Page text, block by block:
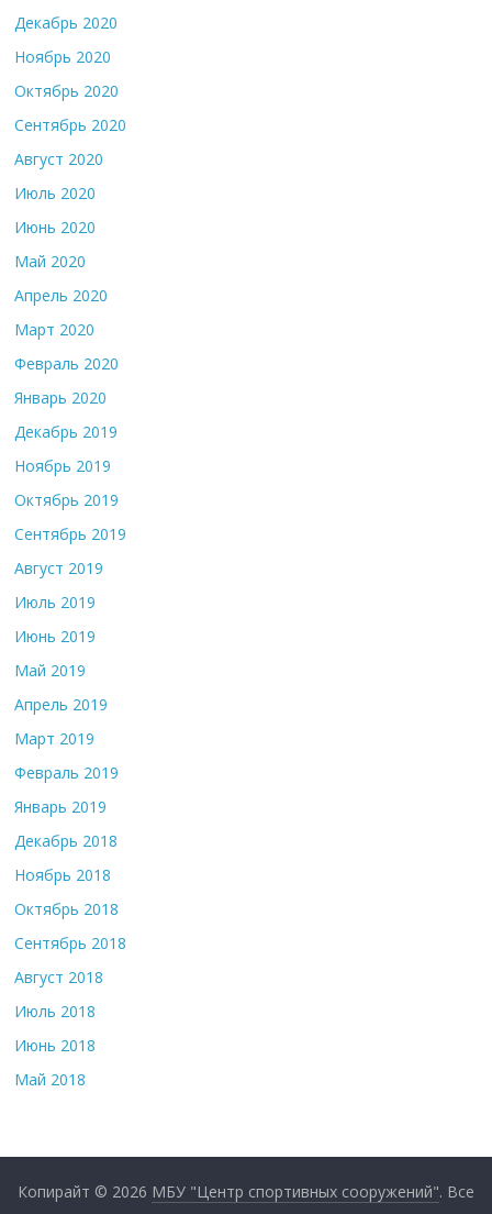
Декабрь 2020
Ноябрь 2020
Октябрь 2020
Сентябрь 2020
Август 2020
Июль 2020
Июнь 2020
Май 2020
Апрель 2020
Март 2020
Февраль 2020
Январь 2020
Декабрь 2019
Ноябрь 2019
Октябрь 2019
Сентябрь 2019
Август 2019
Июль 2019
Июнь 2019
Май 2019
Апрель 2019
Март 2019
Февраль 2019
Январь 2019
Декабрь 2018
Ноябрь 2018
Октябрь 2018
Сентябрь 2018
Август 2018
Июль 2018
Июнь 2018
Май 2018
Копирайт © 2026 МБУ "Центр спортивных сооружений". Все